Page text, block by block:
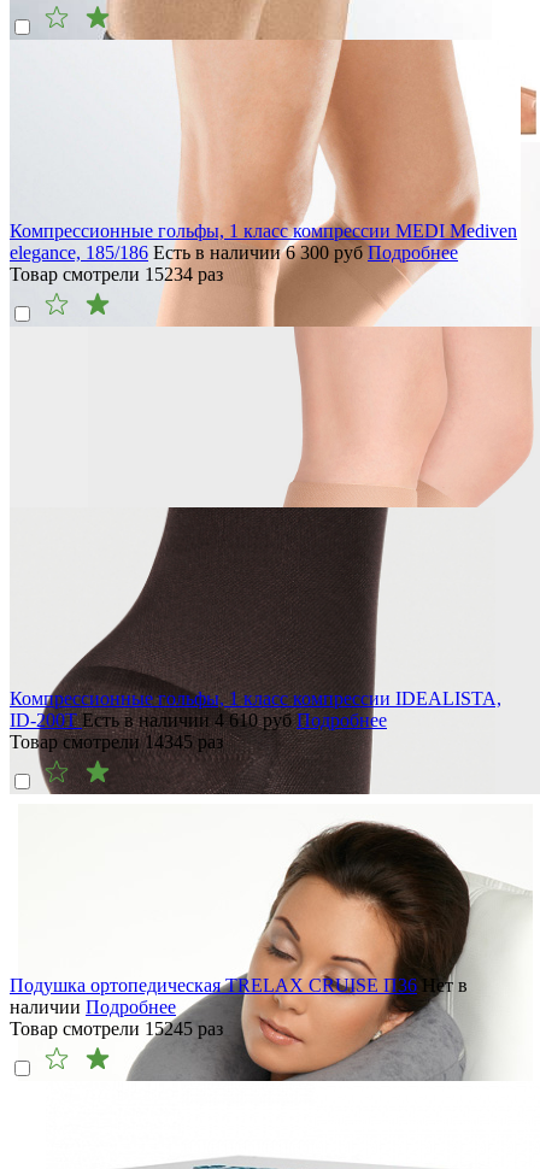
Компрессионные гольфы, 1 класс компрессии MEDI Mediven
elegance, 185/186 Есть в наличии 6 300 руб Подробнее
Товар смотрели 15234 раз
Компрессионные гольфы, 1 класс компрессии IDEALISTA,
ID-200TЕсть в наличии 4 610руб Подробнее
Товар смотрели14345 раз
Подушка ортопедическая TRELAX CRUISE П36 Нет в
наличии Подробнее
Товар смотрели 15245 раз